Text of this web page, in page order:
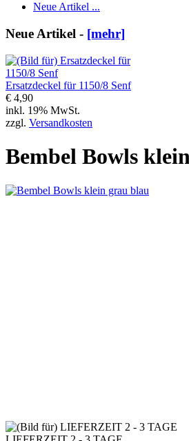
Neue Artikel ...
Neue Artikel - [mehr]
Ersatzdeckel für 1150/8 Senf
€ 4,90
inkl. 19% MwSt.
zzgl. Versandkosten
Bembel Bowls